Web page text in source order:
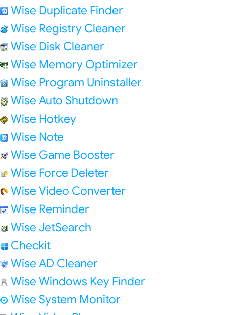
Wise Duplicate Finder
Wise Registry Cleaner
Wise Disk Cleaner
Wise Memory Optimizer
Wise Program Uninstaller
Wise Auto Shutdown
Wise Hotkey
Wise Note
Wise Game Booster
Wise Force Deleter
Wise Video Converter
Wise Reminder
Wise JetSearch
Checkit
Wise AD Cleaner
Wise Windows Key Finder
Wise System Monitor